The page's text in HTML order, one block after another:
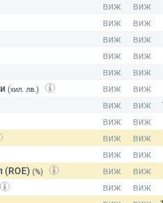
(хил. лв.)
(ROE) (%)